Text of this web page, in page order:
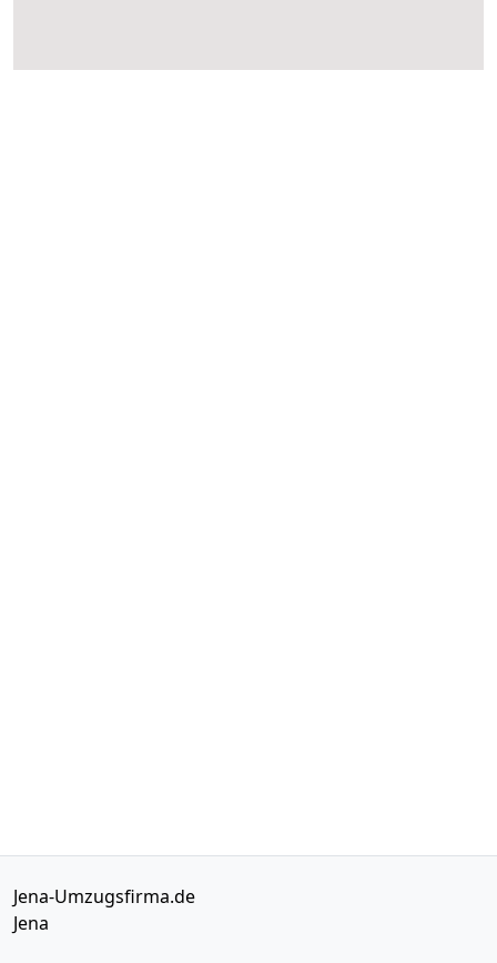
Jena-Umzugsfirma.de
Jena